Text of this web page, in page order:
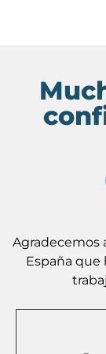
Agradecemos
España que